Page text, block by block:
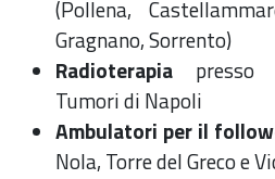
(Pollena,
Gragnano, Sorrento)
Radioterapia presso
Tumori di Napoli
Ambulatori per il
Nola, Torre del Greco e